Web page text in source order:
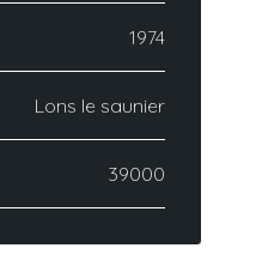
1974
Lons le saunier
39000